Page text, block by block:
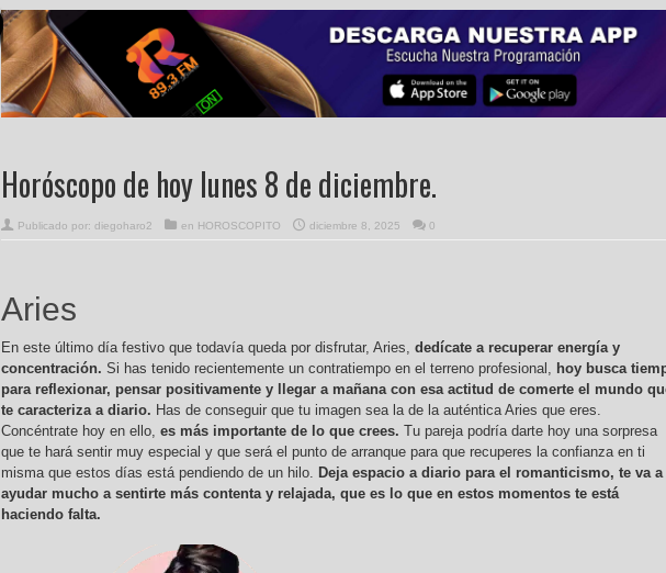
Horóscopo de hoy lunes 8 de diciembre.
Publicado por: diegoharo2 en HOROSCOPITO diciembre 8, 2025 0
Aries
En este último día festivo que todavía queda por disfrutar, Aries, dedícate a recuperar energía y
concentración. Si has tenido recientemente un contratiempo en el terreno profesional, hoy busca
para reflexionar, pensar positivamente y llegar a mañana con esa actitud de comerte el mundo
te caracteriza a diario. Has de conseguir que tu imagen sea la de la auténtica Aries que eres.
Concéntrate hoy en ello, es más importante de lo que crees. Tu pareja podría darte hoy una sorpresa
que te hará sentir muy especial y que será el punto de arranque para que recuperes la confianza en ti
misma que estos días está pendiendo de un hilo. Deja espacio a diario para el romanticismo, te va a
ayudar mucho a sentirte más contenta y relajada, que es lo que en estos momentos te está
haciendo falta.